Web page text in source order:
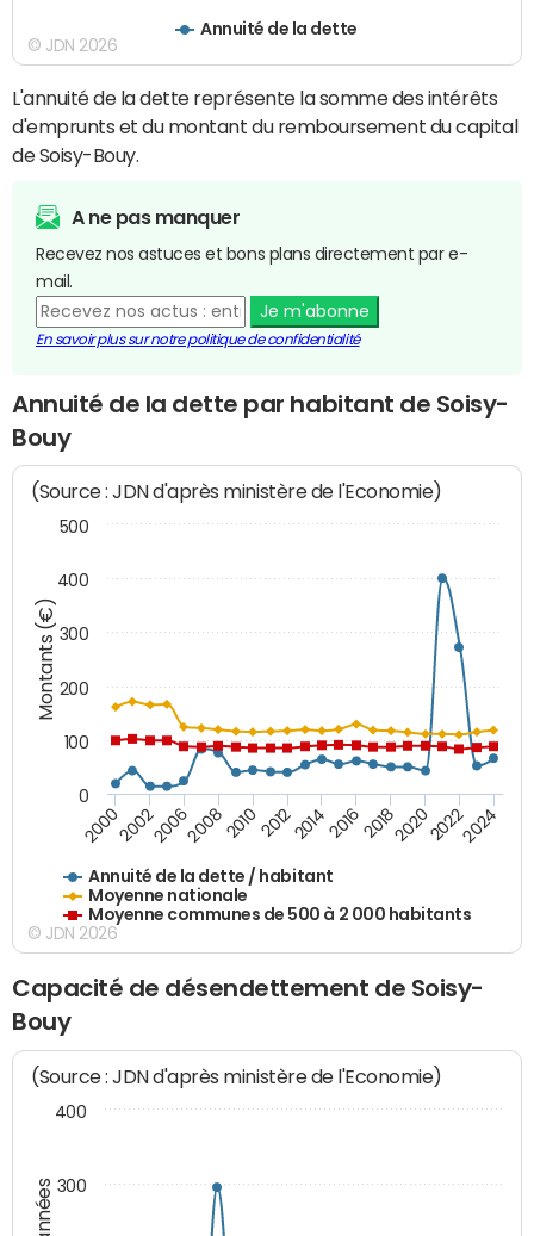
Annuité de la dette
© JDN 2026
L'annuité de la dette représente la somme des intérêts
d'emprunts et du montant du remboursement du capital
de Soisy-Bouy.
A ne pas manquer
Recevez nos astuces et bons plans directement par e-
mail.
Je m'abonne
En savoir plus sur notre politique de confidentialité
Annuité de la dette par habitant de Soisy-
Bouy
Montants (€)
(Source : JDN d'après ministère de l'Economie)
Annuité de la dette / habitant
Moyenne nationale
Moyenne communes de 500 à 2 000 habitants
200020022006200820102012201420162018202020222024
0
100
200
300
400
500
© JDN 2026
Capacité de désendettement de Soisy-
Bouy
(Source : JDN d'après ministère de l'Economie)
300
400